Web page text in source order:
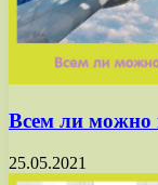
Всем ли можно
25.05.2021